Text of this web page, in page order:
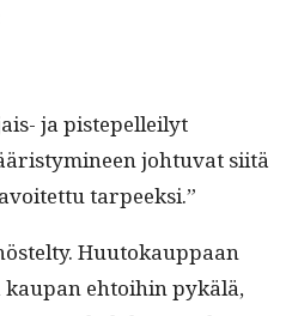
ja pis­te­pelleilyt
johtu­vat siitä
tarpeeksi.”
Huu­tokaup­paan
ehtoi­hin pykälä,